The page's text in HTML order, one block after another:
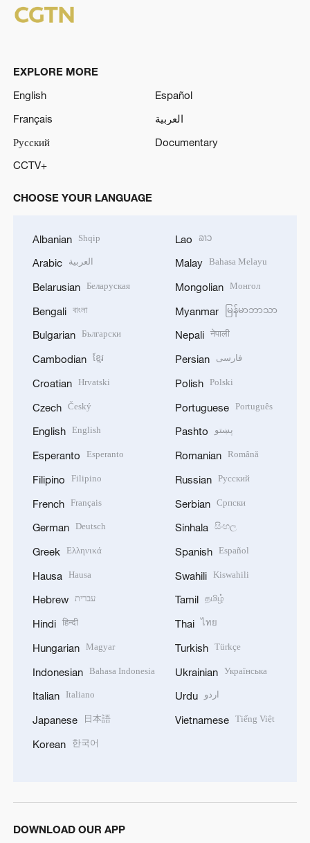
EXPLORE MORE
English
Español
Français
العربية
Русский
Documentary
CCTV+
CHOOSE YOUR LANGUAGE
Albanian Shqip
Arabic العربية
Belarusian Беларуская
Bengali বাংলা
Bulgarian Български
Cambodian ខ្មែរ
Croatian Hrvatski
Czech Český
English English
Esperanto Esperanto
Filipino Filipino
French Français
German Deutsch
Greek Ελληνικά
Hausa Hausa
Hebrew עברית
Hindi हिन्दी
Hungarian Magyar
Indonesian Bahasa Indonesia
Italian Italiano
Japanese 日本語
Korean 한국어
Lao ລາວ
Malay Bahasa Melayu
Mongolian Монгол
Myanmar မြန်မာဘာသာ
Nepali नेपाली
Persian فارسی
Polish Polski
Portuguese Português
Pashto پښتو
Romanian Română
Russian Русский
Serbian Српски
Sinhala සිංහල
Spanish Español
Swahili Kiswahili
Tamil தமிழ்
Thai ไทย
Turkish Türkçe
Ukrainian Українська
Urdu اردو
Vietnamese Tiếng Việt
DOWNLOAD OUR APP